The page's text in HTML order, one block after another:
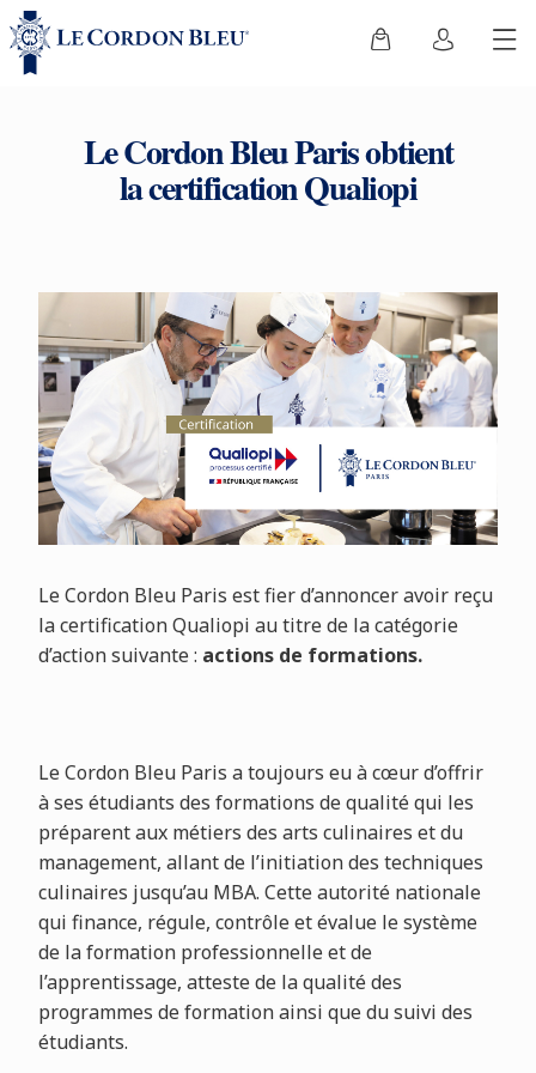
Le Cordon Bleu Paris obtient
la certification Qualiopi
Le Cordon Bleu Paris est fier d’annoncer avoir reçu
la certification Qualiopi au titre de la catégorie
d’action suivante : actions de formations.
Le Cordon Bleu Paris a toujours eu à cœur d’offrir
à ses étudiants des formations de qualité qui les
préparent aux métiers des arts culinaires et du
management, allant de l’initiation des techniques
culinaires jusqu’au MBA. Cette autorité nationale
qui finance, régule, contrôle et évalue le système
de la formation professionnelle et de
l’apprentissage, atteste de la qualité des
programmes de formation ainsi que du suivi des
étudiants.